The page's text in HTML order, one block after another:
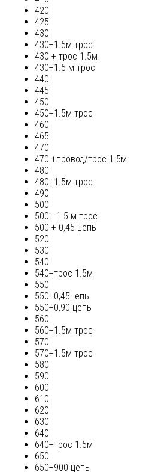
420
425
430
430+1.5м трос
430 + трос 1.5м
430+1.5 м трос
440
445
450
450+1.5м трос
460
465
470
470 +провод/трос 1.5м
480
480+1.5м трос
490
500
500+ 1.5 м трос
500 + 0,45 цепь
520
530
540
540+трос 1.5м
550
550+0,45цепь
550+0,90 цепь
560
560+1.5м трос
570
570+1.5м трос
580
590
600
610
620
630
640
640+трос 1.5м
650
650+900 цепь